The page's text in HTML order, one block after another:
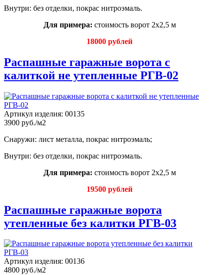
Внутри: без отделки, покрас нитроэмаль.
Для примера: стоимость ворот 2х2,5 м
18000 рублей
Распашные гаражные ворота с
калиткой не утепленные РГВ-02
Артикул изделия: 00135
3900 руб./м2
Снаружи: лист металла, покрас нитроэмаль;
Внутри: без отделки, покрас нитроэмаль.
Для примера: стоимость ворот 2х2,5 м
19500 рублей
Распашные гаражные ворота
утепленные без калитки РГВ-03
Артикул изделия: 00136
4800 руб./м2